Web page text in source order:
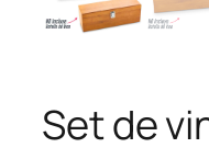
Set de